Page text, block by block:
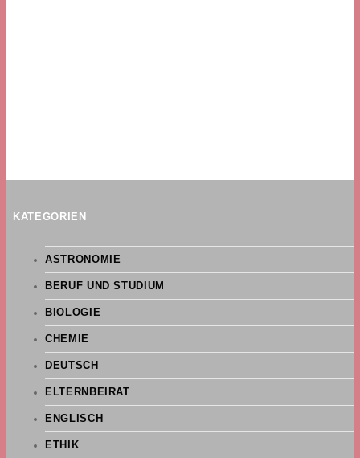
KATEGORIEN
ASTRONOMIE
BERUF UND STUDIUM
BIOLOGIE
CHEMIE
DEUTSCH
ELTERNBEIRAT
ENGLISCH
ETHIK